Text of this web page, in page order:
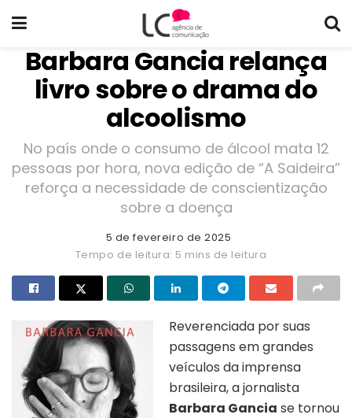
Barbara Gancia relança
livro sobre o drama do
alcoolismo
No país onde o consumo de álcool mata 12
pessoas por hora, nova edição de “A Saideira”
reforça a necessidade de conscientização
sobre a doença
5 de fevereiro de 2025
Tempo de leitura: 5 mins de leitura
Reverenciada por suas
passagens em grandes
veículos da imprensa
brasileira, a jornalista
Barbara Gancia se tornou